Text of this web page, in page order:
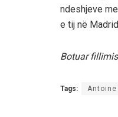
ndeshjeve
e tij në
Botuar
Tags: Antoine